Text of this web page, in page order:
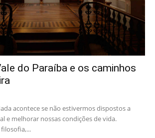
do Paraíba e os caminhos
acontece se não estivermos dispostos a
e melhorar nossas condições de vida.